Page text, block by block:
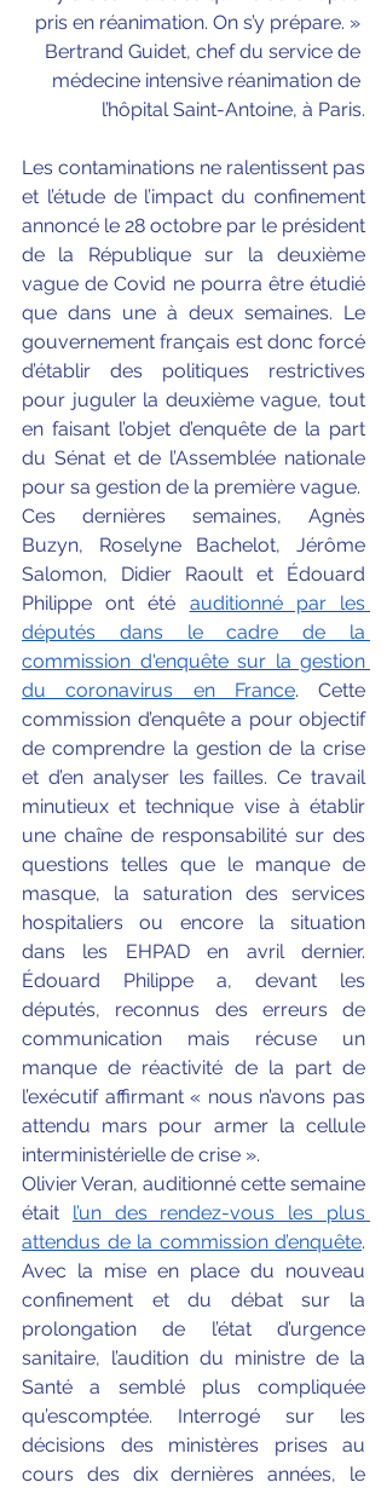
pris en réanimation. On s’y prépare. »
Bertrand Guidet, chef du service de
médecine intensive réanimation de
l’hôpital Saint-Antoine, à Paris.
Les contaminations ne ralentissent pas
et l’étude de l’impact du confinement
annoncé le 28 octobre par le président
de la République sur la deuxième
vague de Covid ne pourra être étudié
que dans une à deux semaines. Le
gouvernement français est donc forcé
d’établir des politiques restrictives
pour juguler la deuxième vague, tout
en faisant l’objet d’enquête de la part
du Sénat et de l’Assemblée nationale
pour sa gestion de la première vague.
Ces dernières semaines, Agnès
Buzyn, Roselyne Bachelot, Jérôme
Salomon, Didier Raoult et Édouard
Philippe ont été auditionné par les
députés dans le cadre de la
commission d'enquête sur la gestion
du coronavirus en France. Cette
commission d’enquête a pour objectif
de comprendre la gestion de la crise
et d’en analyser les failles. Ce travail
minutieux et technique vise à établir
une chaîne de responsabilité sur des
questions telles que le manque de
masque, la saturation des services
hospitaliers ou encore la situation
dans les EHPAD en avril dernier.
Édouard Philippe a, devant les
députés, reconnus des erreurs de
communication mais récuse un
manque de réactivité de la part de
l’exécutif affirmant « nous n’avons pas
attendu mars pour armer la cellule
interministérielle de crise ».
Olivier Veran, auditionné cette semaine
était l’un des rendez-vous les plus
attendus de la commission d’enquête.
Avec la mise en place du nouveau
confinement et du débat sur la
prolongation de l’état d’urgence
sanitaire, l’audition du ministre de la
Santé a semblé plus compliquée
qu’escomptée. Interrogé sur les
décisions des ministères prises au
cours des dix dernières années, le